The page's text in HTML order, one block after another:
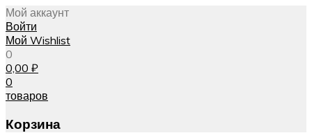
Мой аккаунт
Войти
Мой Wishlist
0
0,00 ₽
0
товаров
Корзина